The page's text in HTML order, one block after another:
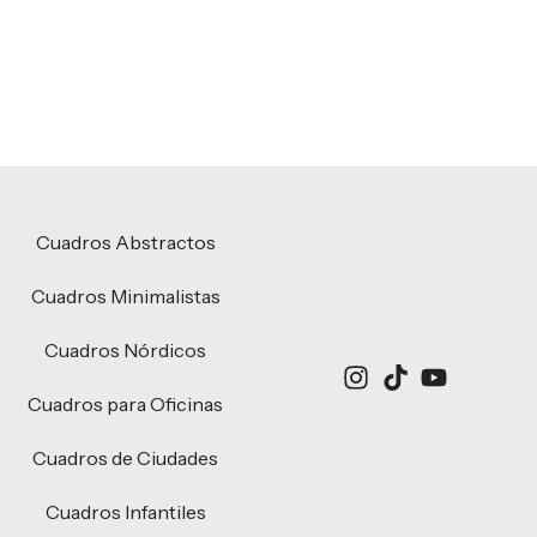
Cuadros Abstractos
Cuadros Minimalistas
Cuadros Nórdicos
Cuadros para Oficinas
Cuadros de Ciudades
Cuadros Infantiles